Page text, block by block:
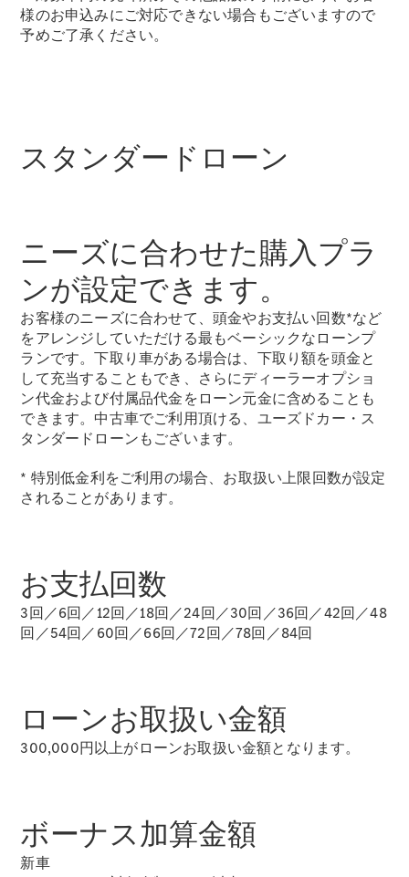
ンド
Mercedes-
ALL TIME
STARS
Defining
Class
テクノロ
ジー
デザイン＆
リティ
スポンサー
シップ /
CSR
ス・ベン
様のお申込みにご対応できない場合もございますので
予めご了承ください。
スタンダードローン
ニーズに合わせた購入プラ
ンが設定できます。
お客様のニーズに合わせて、頭金やお支払い回数*など
をアレンジしていただける最もベーシックなローンプ
ランです。下取り車がある場合は、下取り額を頭金と
して充当することもでき、さらにディーラーオプショ
ン代金および付属品代金をローン元金に含めることも
できます。中古車でご利用頂ける、ユーズドカー・ス
タンダードローンもございます。
* 特別低金利をご利用の場合、お取扱い上限回数が設定
されることがあります。
お支払回数
3回／6回／12回／18回／24回／30回／36回／42回／48
回／54回／60回／66回／72回／78回／84回
ローンお取扱い金額
300,000円以上がローンお取扱い金額となります。
ボーナス加算金額
新車